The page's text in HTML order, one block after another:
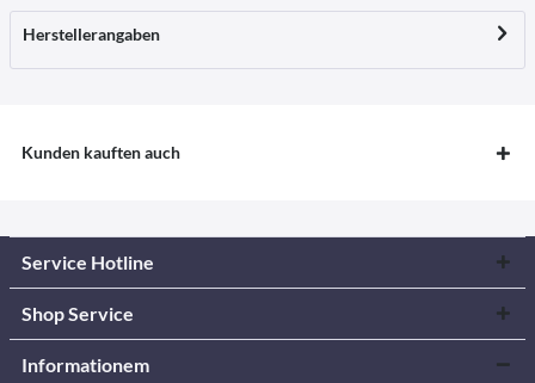
Herstellerangaben
Kunden kauften auch
Service Hotline
Shop Service
Informationem